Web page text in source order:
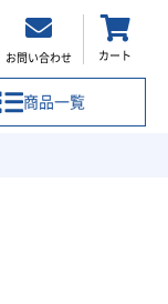
お問い合わせ カート
商品一覧